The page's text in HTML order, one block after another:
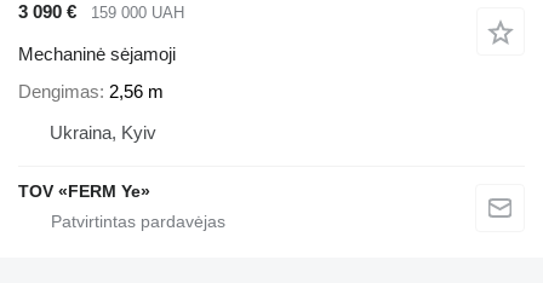
3 090 €
159 000 UAH
Mechaninė sėjamoji
Dengimas 2,56 m
Ukraina, Kyiv
TOV «FERM Ye»